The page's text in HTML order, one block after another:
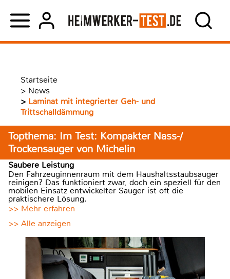
Startseite
> News
> Laminat mit integrierter Geh- und
Trittschalldämmung
Topthema: Im Test: Kompakter Nass-/
Trockensauger von Michelin
Saubere Leistung
Den Fahrzeuginnenraum mit dem Haushaltsstaubsauger
reinigen? Das funktioniert zwar, doch ein speziell für den
mobilen Einsatz entwickelter Sauger ist oft die
praktischere Lösung.
>> Mehr erfahren
>> Alle anzeigen